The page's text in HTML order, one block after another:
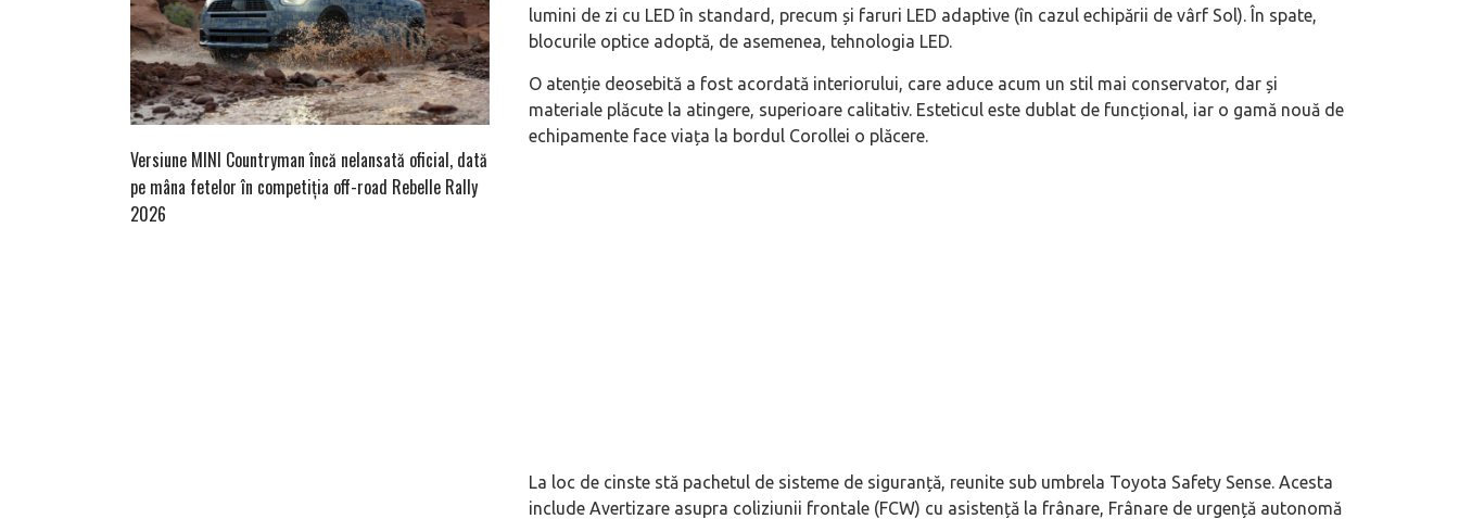
lumini de zi cu LED în standard, precum și faruri LED adaptive (în cazul echipării de vârf Sol). În spate,
blocurile optice adoptă, de asemenea, tehnologia LED.
O atenție deosebită a fost acordată interiorului, care aduce acum un stil mai conservator, dar și
materiale plăcute la atingere, superioare calitativ. Esteticul este dublat de funcțional, iar o gamă nouă de
echipamente face viața la bordul Corollei o plăcere.
La loc de cinste stă pachetul de sisteme de siguranță, reunite sub umbrela Toyota Safety Sense. Acesta
include Avertizare asupra coliziunii frontale (FCW) cu asistență la frânare, Frânare de urgență autonomă
Versiune MINI Countryman încă nelansată oficial, dată
pe mâna fetelor în competiția off-road Rebelle Rally
2026